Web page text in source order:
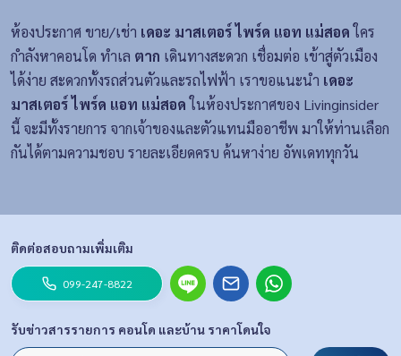
ห้องประกาศ ขาย/เช่า เดอะ มาสเตอร์ ไพร์ด แอท แม่สอดใคร
กำลังหาคอนโด ทำเล ตาก เดินทางสะดวก เชื่อมต่อ เข้าสู่ตัวเมือง
ได้ง่าย สะดวกทั้งรถส่วนตัวและรถไฟฟ้า เราขอแนะนำ เดอะ
มาสเตอร์ ไพร์ด แอท แม่สอดในห้องประกาศของ Livinginsider
นี้ จะมีทั้งรายการ จากเจ้าของและตัวแทนมืออาชีพ มาให้ท่านเลือก
กันได้ตามความชอบ รายละเอียดครบ ค้นหาง่าย อัพเดททุกวัน
ติดต่อสอบถามเพิ่มเติม
099-247-8822
รับข่าวสารรายการ คอนโด และบ้าน ราคาโดนใจ